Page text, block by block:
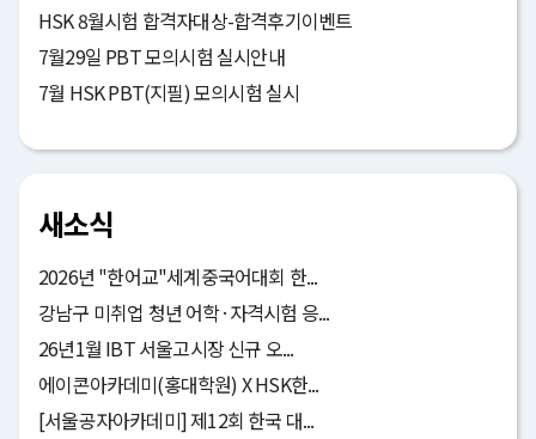
HSK 8월시험 합격자대상-합격후기이벤트
7월29일 PBT 모의시험 실시안내
7월 HSK PBT(지필) 모의시험 실시
새소식
2026년 "한어교"세계중국어대회 한...
강남구 미취업 청년 어학·자격시험 응...
26년1월 IBT 서울고시장 신규 오...
에이콘아카데미(홍대학원) X HSK한...
[서울공자아카데미] 제12회 한국 대...